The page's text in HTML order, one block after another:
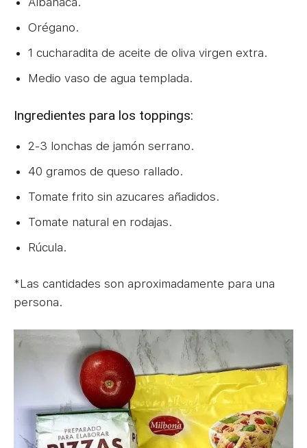
Orégano.
1 cucharadita de aceite de oliva virgen extra.
Medio vaso de agua templada.
Ingredientes para los toppings:
2-3 lonchas de jamón serrano.
40 gramos de queso rallado.
Tomate frito sin azucares añadidos.
Tomate natural en rodajas.
Rúcula.
*Las cantidades son aproximadamente para una
persona.